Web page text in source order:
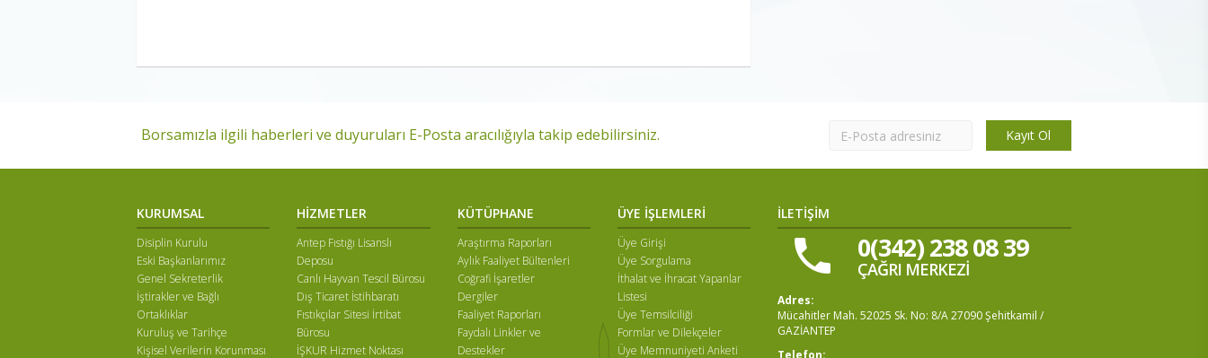
Borsamızla ilgili haberleri ve duyuruları E-Posta aracılığıyla takip edebilirsiniz. Kayıt Ol
KURUMSAL
Disiplin Kurulu
Eski Başkanlarımız
Genel Sekreterlik
İştirakler ve Bağlı
Ortaklıklar
Kuruluş ve Tarihçe
Kişisel Verilerin Korunması
HİZMETLER
Antep Fıstığı Lisanslı
Deposu
Canlı Hayvan Tescil Bürosu
Dış Ticaret İstihbaratı
Fıstıkçılar Sitesi İrtibat
Bürosu
İŞKUR Hizmet Noktası
KÜTÜPHANE
Araştırma Raporları
Aylık Faaliyet Bültenleri
Coğrafi İşaretler
Dergiler
Faaliyet Raporları
Faydalı Linkler ve
Destekler
ÜYE İŞLEMLERİ
Üye Girişi
Üye Sorgulama
İthalat ve İhracat Yapanlar
Listesi
Üye Temsilciliği
Formlar ve Dilekçeler
Üye Memnuniyeti Anketi
İLETİŞİM
0(342) 238 08 39
ÇAĞRI MERKEZİ
Adres:
Mücahitler Mah. 52025 Sk. No: 8/A 27090 Şehitkamil /
GAZİANTEP
Telefon: